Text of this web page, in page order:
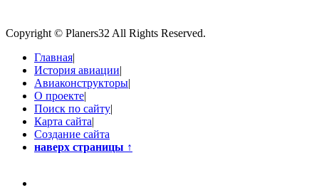
Copyright © Planers32 All Rights Reserved.
Главная|
История авиации|
Авиаконструкторы|
О проекте|
Поиск по сайту|
Карта сайта|
Создание сайта
наверх страницы ↑